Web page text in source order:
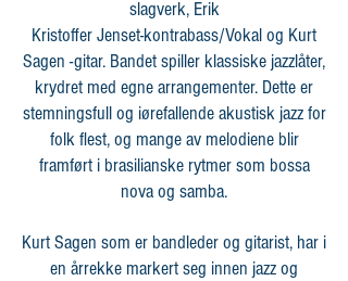
slagverk, Erik
Kristoffer Jenset-kontrabass/Vokal og Kurt
Sagen -gitar. Bandet spiller klassiske jazzlåter,
krydret med egne arrangementer. Dette er
stemningsfull og iørefallende akustisk jazz for
folk flest, og mange av melodiene blir
framført i brasilianske rytmer som bossa
nova og samba.
Kurt Sagen som er bandleder og gitarist, har i
en årrekke markert seg innen jazz og